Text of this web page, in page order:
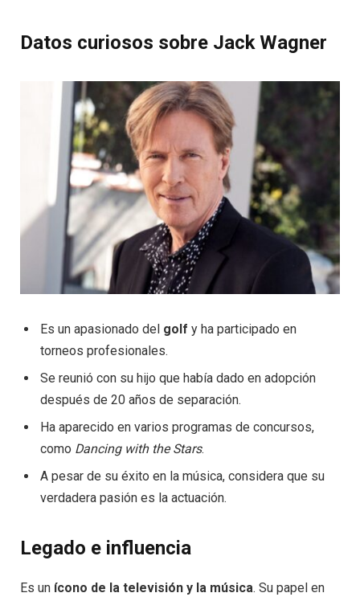
Datos curiosos sobre Jack Wagner
Es un apasionado del golf y ha participado en
torneos profesionales.
Se reunió con su hijo que había dado en adopción
después de 20 años de separación.
Ha aparecido en varios programas de concursos,
como Dancing with the Stars.
A pesar de su éxito en la música, considera que su
verdadera pasión es la actuación.
Legado e influencia
Es un ícono de la televisión y la música. Su papel en